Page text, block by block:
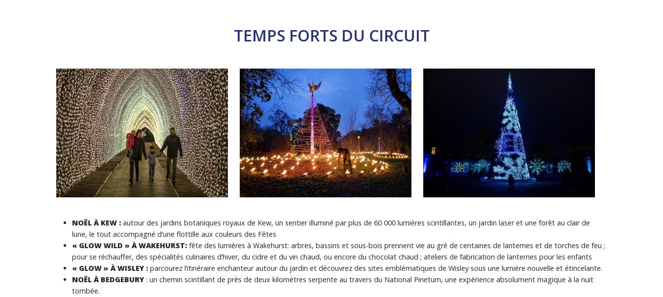
TEMPS FORTS DU CIRCUIT
NOËL À KEW : autour des jardins botaniques royaux de Kew, un sentier illuminé par plus de 60 000 lumières scintillantes, un jardin laser et une forêt au clair de
lune, le tout accompagné d’une flottille aux couleurs des Fêtes
« GLOW WILD » À WAKEHURST: fête des lumières à Wakehurst: arbres, bassins et sous-bois prennent vie au gré de centaines de lanternes et de torches de feu ;
pour se réchauffer, des spécialités culinaires d’hiver, du cidre et du vin chaud, ou encore du chocolat chaud ; ateliers de fabrication de lanternes pour les enfants
« GLOW » À WISLEY : parcourez l’itinéraire enchanteur autour du jardin et découvrez des sites emblématiques de Wisley sous une lumière nouvelle et étincelante.
NOËL À BEDGEBURY : un chemin scintillant de près de deux kilomètres serpente au travers du National Pinetum, une expérience absolument magique à la nuit
tombée.